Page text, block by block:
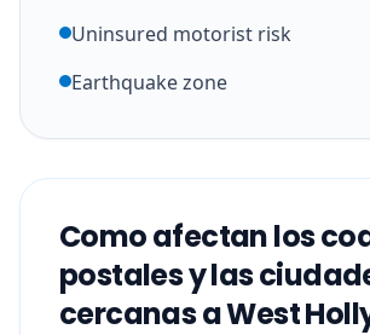
Uninsured motorist risk
Earthquake zone
Como afectan los
postales y las
cercanas a West